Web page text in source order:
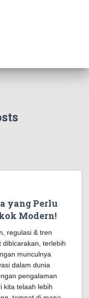
yang Perlu
Modern!
regulasi & tren
dibicarakan, terlebih
munculnya
dalam dunia
pengalaman
kita telaah lebih